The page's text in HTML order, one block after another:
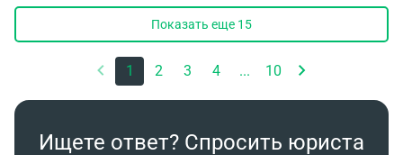
частичному или полному погашению ипотеки, но
конкретной информации нигде нет.
Проконсультируйте, пожалуйста, какие есть
программы поддержки многодетных семей в
плане погашения ипотеки или пр. улучшений
Показать еще 15
1 2 3 4 ... 10
Ищете ответ? Спросить юриста